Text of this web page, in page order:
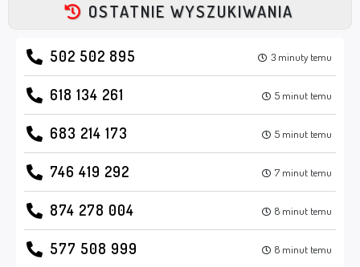
OSTATNIE WYSZUKIWANIA
502 502 895 3 minuty temu
618 134 261 5 minut temu
683 214 173 5 minut temu
746 419 292 7 minut temu
874 278 004 8 minut temu
577 508 999 8 minut temu